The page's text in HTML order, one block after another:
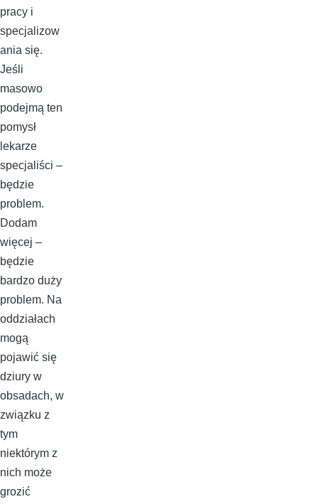
pracy i
specjalizow
ania się.
Jeśli
masowo
podejmą ten
pomysł
lekarze
specjaliści –
będzie
problem.
Dodam
więcej –
będzie
bardzo duży
problem. Na
oddziałach
mogą
pojawić się
dziury w
obsadach, w
związku z
tym
niektórym z
nich może
grozić